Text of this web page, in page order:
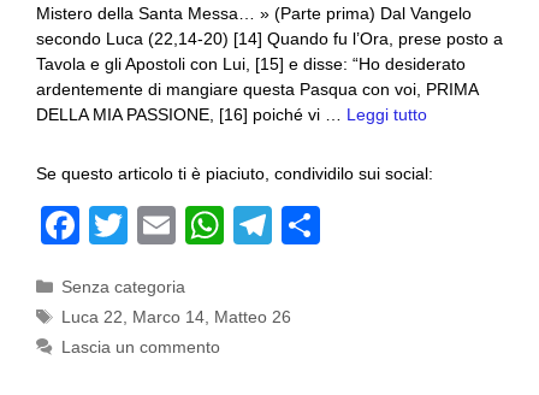
Mistero della Santa Messa… » (Parte prima) Dal Vangelo
secondo Luca (22,14-20) [14] Quando fu l’Ora, prese posto a
Tavola e gli Apostoli con Lui, [15] e disse: “Ho desiderato
ardentemente di mangiare questa Pasqua con voi, PRIMA
DELLA MIA PASSIONE, [16] poiché vi … Leggi tutto
Se questo articolo ti è piaciuto, condividilo sui social:
F
c
e
T
tt
er
E
ail
W
at
T
e
Categorie
Senza categoria
Tag
Luca 22, Marco 14, Matteo 26
Lascia un commento